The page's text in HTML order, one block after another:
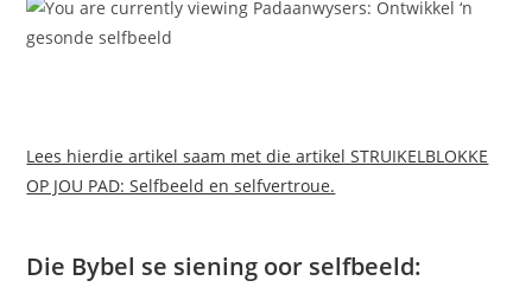
Lees hierdie artikel saam met die artikel STRUIKELBLOKKE
OP JOU PAD: Selfbeeld en selfvertroue.
Die Bybel se siening oor selfbeeld: